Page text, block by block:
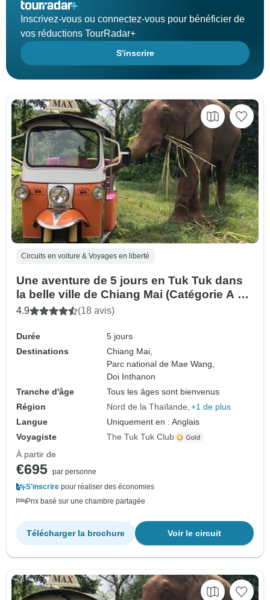
Inscrivez-vous ou connectez-vous pour bénéficier de
vos réductions TourRadar+
S'inscrire
Circuits en voiture & Voyages en liberté
Une aventure de 5 jours en Tuk Tuk dans
la belle ville de Chiang Mai (Catégorie A du
PDI requise)
4.9 (18 avis)
Durée
5 jours
Destinations
Chiang Mai,
Parc national de Mae Wang,
Doi Inthanon
Tranche d'âge
Tous les âges sont bienvenus
Région
Nord de la Thaïlande +1 de plus
Langue
Uniquement en : Anglais
Voyagiste
The Tuk Tuk Club
À partir de
€695 par personne
S'inscrire pour réaliser des économies
Prix basé sur une chambre partagée
Voir le circuit
Télécharger la brochure